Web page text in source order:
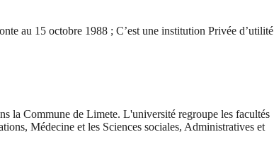
au 15 octobre 1988 ; C’est une institution Privée d’utilité
la Commune de Limete. L'université regroupe les facultés
Médecine et les Sciences sociales, Administratives et